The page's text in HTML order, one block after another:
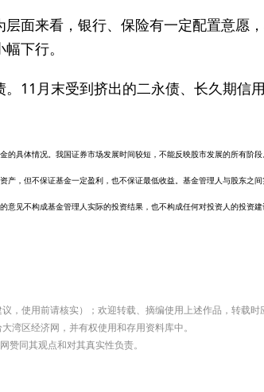
面来看，银行、保险有一定配置意愿
下行。
11月末受到挤出的二永债、长久期信
具体情况。我国证券市场发展时间较短，不能反映股市发展的所有阶
，但不保证基金一定盈利，也不保证最低收益。基金管理人与股东之
见不构成基金管理人实际的投资结果，也不构成任何对投资人的投资
使用前请核实）；欢迎转载、摘编使用上述作品，转载时
湾区经济网，并有权使用和存用资料库中。
同其观点和对其真实性负责。